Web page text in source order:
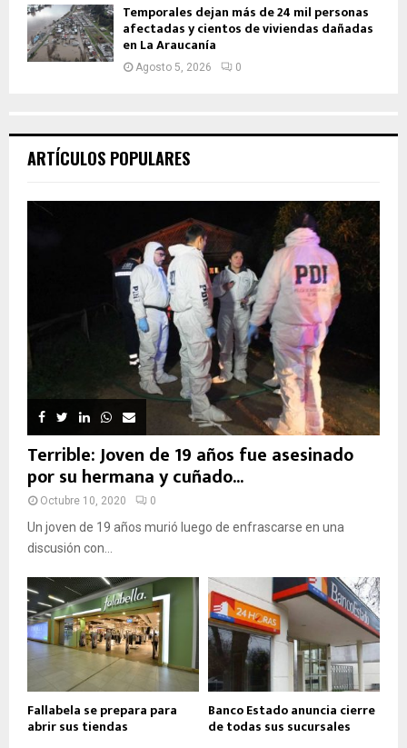
Temporales dejan más de 24 mil personas
afectadas y cientos de viviendas dañadas
en La Araucanía
Agosto 5, 2026 0
ARTÍCULOS POPULARES
Terrible: Joven de 19 años fue asesinado
por su hermana y cuñado...
Octubre 10, 2020 0
Un joven de 19 años murió luego de enfrascarse en una
discusión con...
Fallabela se prepara para
abrir sus tiendas
Banco Estado anuncia cierre
de todas sus sucursales